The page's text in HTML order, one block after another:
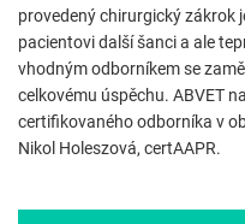
provedený chirurgický zákrok
pacientovi další šanci a ale
vhodným odborníkem se
celkovému úspěchu. ABVET
certifikovaného odborníka v
Nikol Holeszová, certAAPR.